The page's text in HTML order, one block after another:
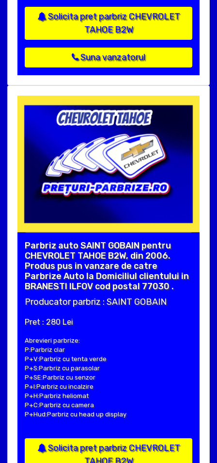
Solicita pret parbriz CHEVROLET
TAHOE B2W
Suna vanzatorul
Parbriz auto SAINT GOBAIN pentru
CHEVROLET TAHOE B2W, din 2006.
Produs pus in vanzare de catre
Parbrize Auto la Domiciliul clientului in
BRANESTI ILFOV cod postal 77030 .
Producator parbriz : SAINT GOBAIN
Pret : 280 Lei
Abrevieri parbrize:
P:Parbriz clar
P+V:Parbriz cu tenta verde
P+S:Parbriz cu parasolar
P+SE:Parbriz cu senzor
P+I:Parbriz cu incalzire
P+H:Parbriz heliomat
P+C:Parbriz cu camera
P+Hud:Parbriz cu head up display
Solicita pret parbriz CHEVROLET